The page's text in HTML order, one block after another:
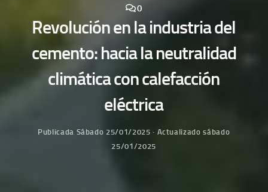
0
Revolución en la industria del
cemento: hacia la neutralidad
climática con calefacción
eléctrica
Publicada Sábado 25/01/2025 · Actualizadosábado
25/01/2025